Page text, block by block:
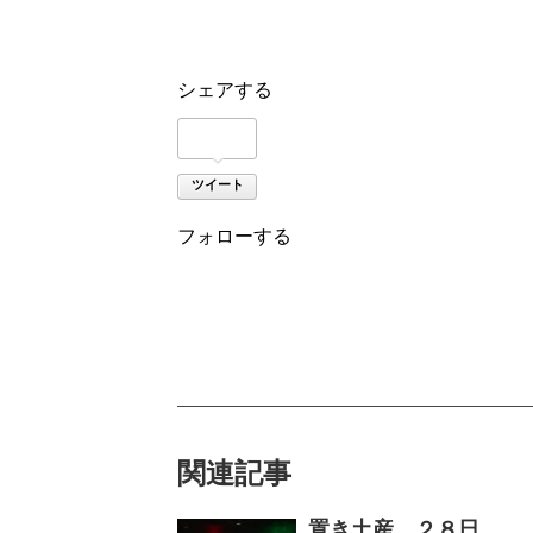
シェアする
ツイート
フォローする
関連記事